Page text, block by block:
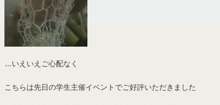
…いえいえご心配なく
こちらは先日の学生主催イベントでご好評いただきました